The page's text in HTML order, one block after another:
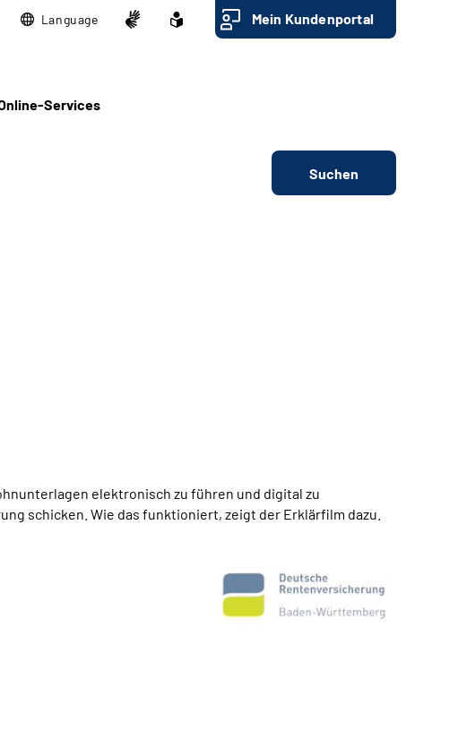
Language Mein Kundenportal
Services
Suchen
elektronisch zu führen und digital zu
schicken. Wie das funktioniert, zeigt der Erklärfilm dazu.